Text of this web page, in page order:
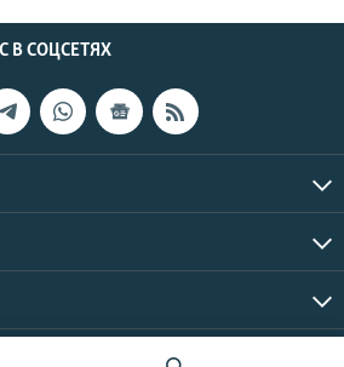
В СОЦСЕТЯХ
2026 RFE/RL, Inc. | Все права защищены.